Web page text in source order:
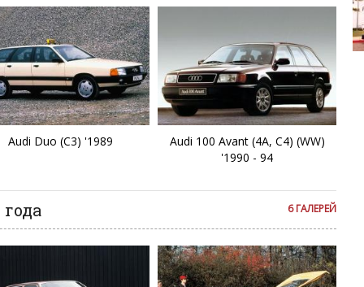
Audi Duo (C3) '1989
Audi 100 Avant (4A, C4) (WW)
'1990 - 94
6 ГАЛЕРЕЙ